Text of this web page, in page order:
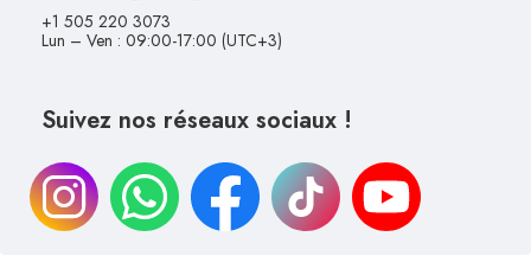
+1 505 220 3073
Lun – Ven : 09:00-17:00 (UTC+3)
Suivez nos réseaux sociaux !